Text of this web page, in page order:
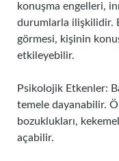
konuşma engelleri,
durumlarla ilişkilidir.
görmesi, kişinin
etkileyebilir.
Psikolojik Etkenler:
temele dayanabilir.
bozuklukları,
açabilir.